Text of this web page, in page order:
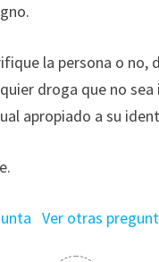
la persona o no,
droga que no
apropiado a su
Ver otras